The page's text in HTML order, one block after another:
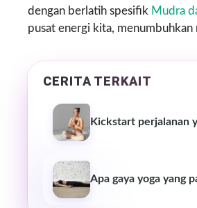
dengan berlatih spesifik Mudra
pusat energi kita, menumbuhkan
CERITA TERKAIT
Kickstart perjalanan
Apa gaya yoga yang